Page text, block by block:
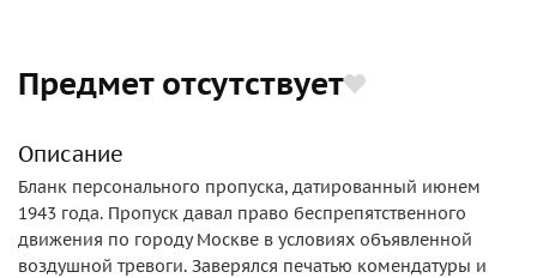
Предмет отсутствует
Описание
Бланк персонального пропуска, датированный июнем
1943 года. Пропуск давал право беспрепятственного
движения по городу Москве в условиях объявленной
воздушной тревоги. Заверялся печатью комендатуры и